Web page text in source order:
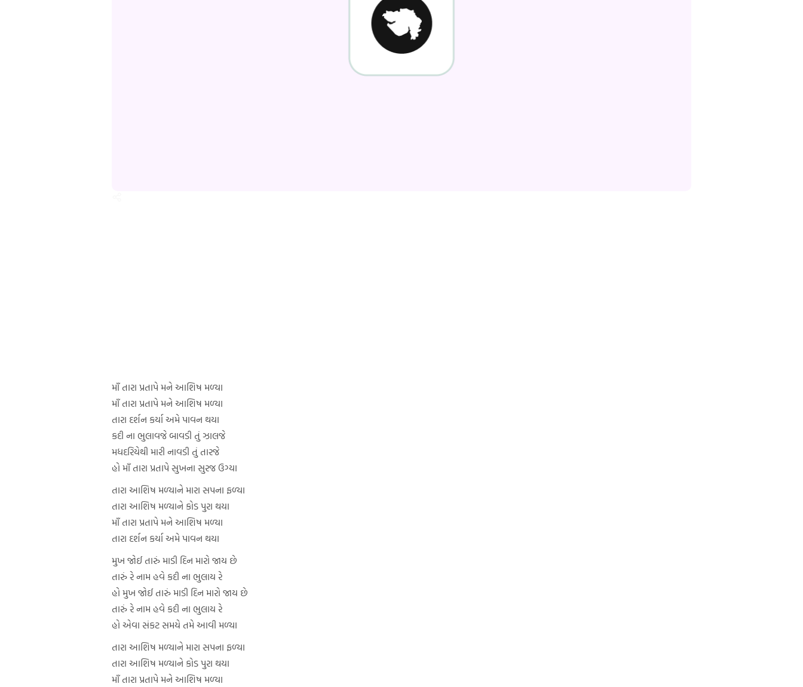
માઁ તારા પ્રતાપે મને આશિષ મળ્યા
માઁ તારા પ્રતાપે મને આશિષ મળ્યા
તારા દર્શન કર્યા અમે પાવન થયા
કદી ના ભુલાવજે બાવડી તું ઝાલજે
મધદરિયેથી મારી નાવડી તું તારજે
હો માઁ તારા પ્રતાપે સુખના સુરજ ઉગ્યા
તારા આશિષ મળ્યાને મારા સપના ફળ્યા
તારા આશિષ મળ્યાને કોડ પુરા થયા
માઁ તારા પ્રતાપે મને આશિષ મળ્યા
તારા દર્શન કર્યા અમે પાવન થયા
મુખ જોઈ તારું માડી દિન મારો જાય છે
તારું રે નામ હવે કદી ના ભુલાય રે
હો મુખ જોઈ તારું માડી દિન મારો જાય છે
તારું રે નામ હવે કદી ના ભુલાય રે
હો એવા સંકટ સમયે તમે આવી મળ્યા
તારા આશિષ મળ્યાને મારા સપના ફળ્યા
તારા આશિષ મળ્યાને કોડ પુરા થયા
માઁ તારા પ્રતાપે મને આશિષ મળ્યા